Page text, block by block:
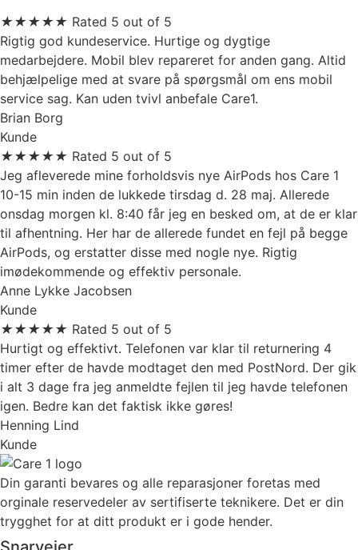
★★★★★ Rated 5 out of 5
Rigtig god kundeservice. Hurtige og dygtige
medarbejdere. Mobil blev repareret for anden gang. Altid
behjælpelige med at svare på spørgsmål om ens mobil
service sag. Kan uden tvivl anbefale Care1.
Brian Borg
Kunde
★★★★★ Rated 5 out of 5
Jeg afleverede mine forholdsvis nye AirPods hos Care 1
10-15 min inden de lukkede tirsdag d. 28 maj. Allerede
onsdag morgen kl. 8:40 får jeg en besked om, at de er klar
til afhentning. Her har de allerede fundet en fejl på begge
AirPods, og erstatter disse med nogle nye. Rigtig
imødekommende og effektiv personale.
Anne Lykke Jacobsen
Kunde
★★★★★ Rated 5 out of 5
Hurtigt og effektivt. Telefonen var klar til returnering 4
timer efter de havde modtaget den med PostNord. Der gik
i alt 3 dage fra jeg anmeldte fejlen til jeg havde telefonen
igen. Bedre kan det faktisk ikke gøres!
Henning Lind
Kunde
Din garanti bevares og alle reparasjoner foretas med
orginale reservedeler av sertifiserte teknikere. Det er din
trygghet for at ditt produkt er i gode hender.